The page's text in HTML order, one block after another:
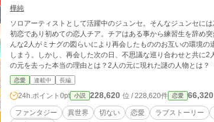
樺純
ソロアーティストとして活躍中のジュンセ。そんなジュンセに
初恋であり初めての恋人チア。チアはある事から練習生を辞め
んな2人がミナグの図らいにより再会したもののお互いの環境
しまう。しかし、再会した次の日、不思議な巡り合わせと共
の元を去った本当の理由とは？2人の元に現れた謎の人物とは
う叫ぶキミは一体…誰なの？ 切なくて苦しい…お話。 その真
恋愛 連載中 長編
24h.ポイント 0pt 小説 228,620 位 / 228,620件 恋愛 66,320
ファンタジー 異世界 切ない 恋愛 ラブストーリー